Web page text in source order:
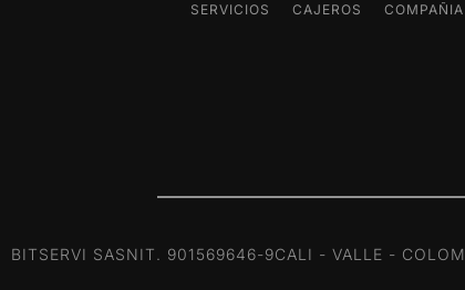
SERVICIOS CAJEROS COMPAÑIA
BITSERVI SASNIT. 901569646-9CALI - VALLE -